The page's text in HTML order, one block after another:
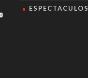
ESPECTACULOS